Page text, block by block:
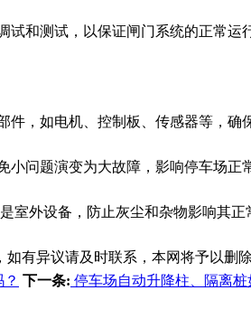
和测试，以保证闸门系统的正常运行
，如电机、控制板、传感器等，确
问题演变为大故障，影响停车场正常
外设备，防止灰尘和杂物影响其正
异议请及时联系，本网将予以删除
下一条: 停车场自动升降柱、隔离桩